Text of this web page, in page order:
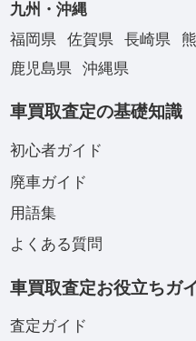
九州・沖縄
福岡県
佐賀県 長崎県
鹿児島県
沖縄県
車買取査定の基礎知識
初心者ガイド
廃車ガイド
用語集
よくある質問
車買取査定お役立ちガ
査定ガイド